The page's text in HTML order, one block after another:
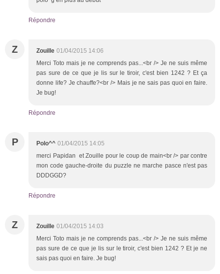
Répondre
Z Zouille 01/04/2015 14:06
Merci Toto mais je ne comprends pas...<br /> Je ne suis même
pas sure de ce que je lis sur le tiroir, c'est bien 1242 ? Et ça
donne life? Je chauffe?<br /> Mais je ne sais pas quoi en faire.
Je bug!
Répondre
P Polo^^ 01/04/2015 14:05
merci Papidan et Zouille pour le coup de main<br /> par contre
mon code gauche-droite du puzzle ne marche pasce n'est pas
DDDGGD?
Répondre
Z Zouille 01/04/2015 14:03
Merci Toto mais je ne comprends pas...<br /> Je ne suis même
pas sure de ce que je lis sur le tiroir, c'est bien 1242 ? Et je ne
sais pas quoi en faire. Je bug!